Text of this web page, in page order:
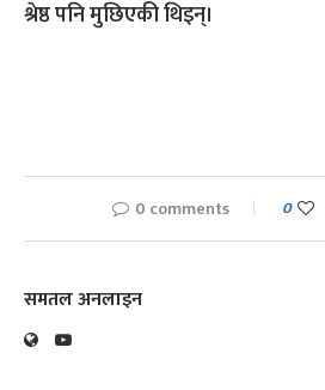
श्रेष्ठ पनि मुछिएकी थिइन्।
0 comments 0
समतल अनलाइन